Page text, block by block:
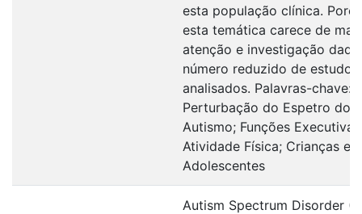
esta população clínica.
esta temática carece de
atenção e investigação
número reduzido de estudos
analisados. Palavras-chave:
Perturbação do Espetro do
Autismo; Funções
Atividade Física; Crianças e
Adolescentes
Autism Spectrum Disorder